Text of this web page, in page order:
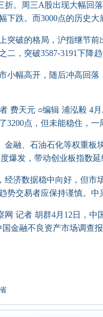
。周三A股出现大幅回落
下跌。而3000点的历史
破的格局，沪指继节前
二，突破3587-3191下降
幅高开，随后冲高回落
天元 ○编辑 浦泓毅 4月
3200点，但未能稳住，
融、石油石化等权重板
爆发，带动创业板指数
济数据稳中向好，但市
势交易者应保持谨慎。
记者 胡群4月12日，中
金融不良资产市场调查